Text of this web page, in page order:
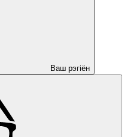
Ваш рэгіён